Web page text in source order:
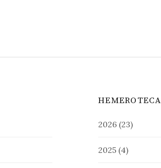
HEMEROTECA
2026 (23)
2025 (4)